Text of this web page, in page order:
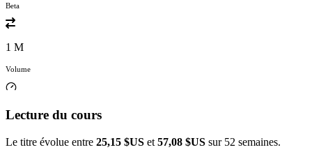
Beta
1 M
Volume
Lecture du cours
Le titre évolue entre 25,15 $US et 57,08 $US sur 52 semaines.